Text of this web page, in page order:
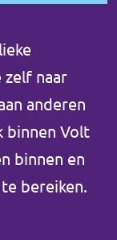
zelf naar
anderen
binnen Volt
binnen en
bereiken.